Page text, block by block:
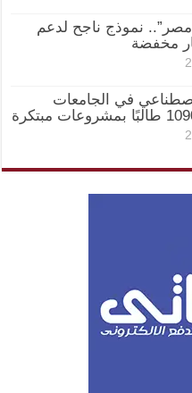
نموذج ناجح لدعم
مخفضة
في الجامعات